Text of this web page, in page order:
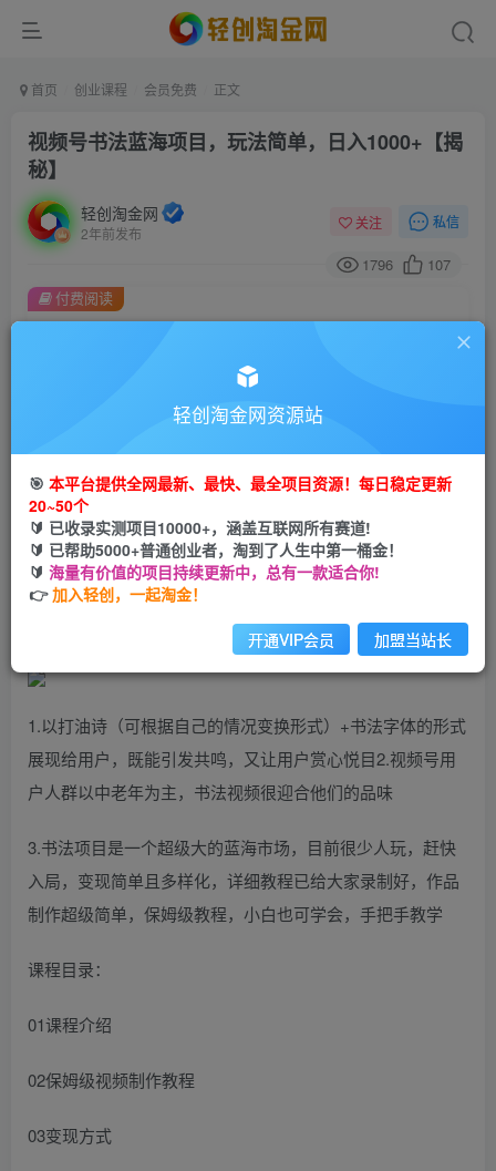
首页 创业课程 会员免费 正文
视频号书法蓝海项目，玩法简单，日入1000+【揭
秘】
轻创淘金网
2年前发布
关注 私信
1796 107
金币9.9金币99
立即购买
您当前未登录！建议登陆后购买，可保存购买订单
付费阅读
视频号书法蓝海项目，玩法简单，日入1000+【揭秘】
1.以打油诗（可根据自己的情况变换形式）+书法字体的形式
展现给用户，既能引发共鸣，又让用户赏心悦目2.视频号用
户人群以中老年为主，书法视频很迎合他们的品味
3.书法项目是一个超级大的蓝海市场，目前很少人玩，赶快
入局，变现简单且多样化，详细教程已给大家录制好，作品
制作超级简单，保姆级教程，小白也可学会，手把手教学
课程目录：
01课程介绍
02保姆级视频制作教程
03变现方式
轻创淘金网资源站
🎯 本平台提供全网最新、最快、最全项目资源！每日稳定更新
20~50个
🔰 已收录实测项目10000+，涵盖互联网所有赛道!
🔰 已帮助5000+普通创业者，淘到了人生中第一桶金！
🔰 海量有价值的项目持续更新中，总有一款适合你!
👉加入轻创，一起淘金！
开通VIP会员 加盟当站长